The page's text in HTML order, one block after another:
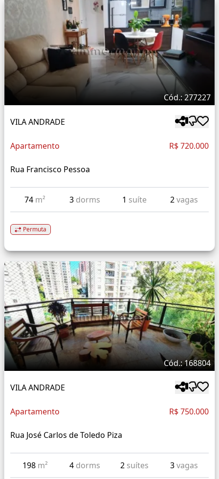
Cód.: 277227
VILA ANDRADE
Apartamento R$ 720.000
Rua Francisco Pessoa
74 m² 3 dorms 1 suíte 2vagas
Permuta
Cód.: 168804
VILA ANDRADE
Apartamento R$ 750.000
Rua José Carlos de Toledo Piza
198 m² 4 dorms 2 suítes 3vagas